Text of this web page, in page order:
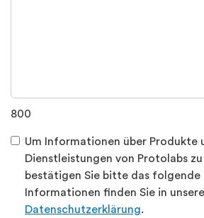
800
Um Informationen über Produkte
Dienstleistungen von Protolabs
bestätigen Sie bitte das folgende
Informationen finden Sie in
Datenschutzerklärung.